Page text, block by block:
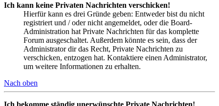
Ich kann keine Privaten Nachrichten verschicken!
Hierfür kann es drei Gründe geben: Entweder bist du nicht
registriert und / oder nicht angemeldet, oder die Board-
Administration hat Private Nachrichten für das komplette
Forum ausgeschaltet. Außerdem könnte es sein, dass der
Administrator dir das Recht, Private Nachrichten zu
verschicken, entzogen hat. Kontaktiere einen Administrator,
um weitere Informationen zu erhalten.
Nach oben
Ich bekomme ständig unerwünschte Private Nachrichten!